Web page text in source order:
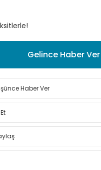
Gelince Haber Ver
Haber Ver